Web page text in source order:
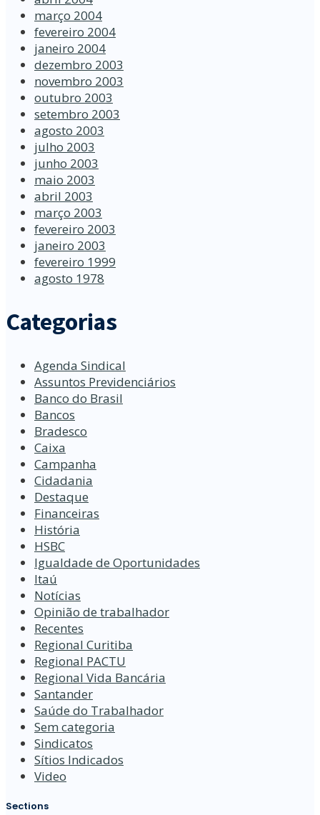
março 2004
fevereiro 2004
janeiro 2004
dezembro 2003
novembro 2003
outubro 2003
setembro 2003
agosto 2003
julho 2003
junho 2003
maio 2003
abril 2003
março 2003
fevereiro 2003
janeiro 2003
fevereiro 1999
agosto 1978
Categorias
Agenda Sindical
Assuntos Previdenciários
Banco do Brasil
Bancos
Bradesco
Caixa
Campanha
Cidadania
Destaque
Financeiras
História
HSBC
Igualdade de Oportunidades
Itaú
Notícias
Opinião de trabalhador
Recentes
Regional Curitiba
Regional PACTU
Regional Vida Bancária
Santander
Saúde do Trabalhador
Sem categoria
Sindicatos
Sítios Indicados
Video
Sections